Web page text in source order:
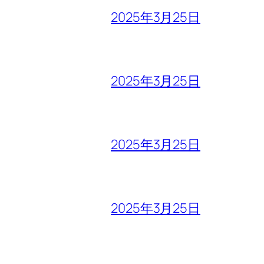
2025年3月25日
2025年3月25日
2025年3月25日
2025年3月25日